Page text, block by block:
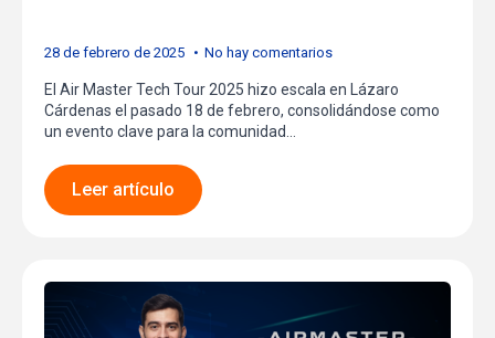
28 de febrero de 2025 No hay comentarios
El Air Master Tech Tour 2025 hizo escala en Lázaro
Cárdenas el pasado 18 de febrero, consolidándose como
un evento clave para la comunidad…
Leer artículo